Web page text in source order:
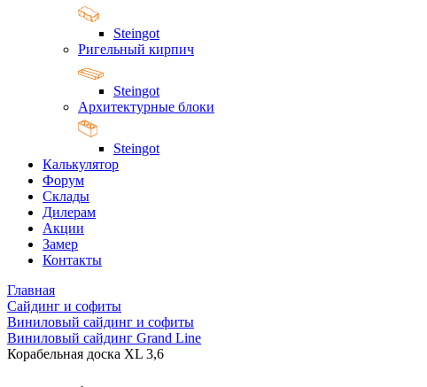
Steingot
Ригельный кирпич
Steingot
Архитектурные блоки
Steingot
Калькулятор
Форум
Склады
Дилерам
Акции
Замер
Контакты
Главная
Сайдинг и софиты
Виниловый сайдинг и софиты
Виниловый сайдинг Grand Line
Корабельная доска XL 3,6